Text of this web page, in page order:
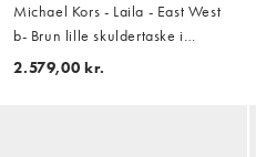
Michael Kors - Laila - East West
b- Brun lille skuldertaske i
ruskind
2.579,00 kr.